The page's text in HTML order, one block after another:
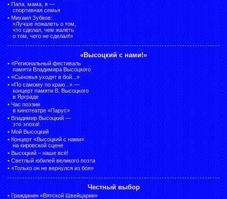
• Папа, мама, я —
спортивная семья
• Михаил Зубков:
«Лучше пожалеть о том,
что сделал, чем жалеть
о том, чего не сделал!»
«Высоцкий с нами!»
• «Региональный фестиваль
памяти Владимира Высоцкого
• «Сыновья уходят в бой...»
• «По самому по краю...» —
концерт памяти В. Высоцкого
в Ярграде
• Час поэзии
в кинотеатре «Парус»
• Владимир Высоцкий —
это эпоха!
• Мой Высоцкий
• Концерт «Высоцкий с нами»
на кировской сцене
• Высоцкий – наше всё!
• Светлый юбилей великого поэта
• «Только он не вернулся из боя»
Честный выбор
• Гражданин «Вятской Швейцарии»